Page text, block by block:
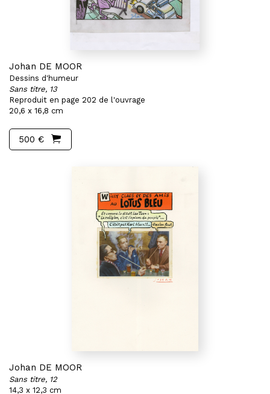
Johan DE MOOR
Dessins d'humeur
Sans titre, 13
Reproduit en page 202 de l'ouvrage
20,6 x 16,8 cm
500 €
Johan DE MOOR
Sans titre, 12
14,3 x 12,3 cm